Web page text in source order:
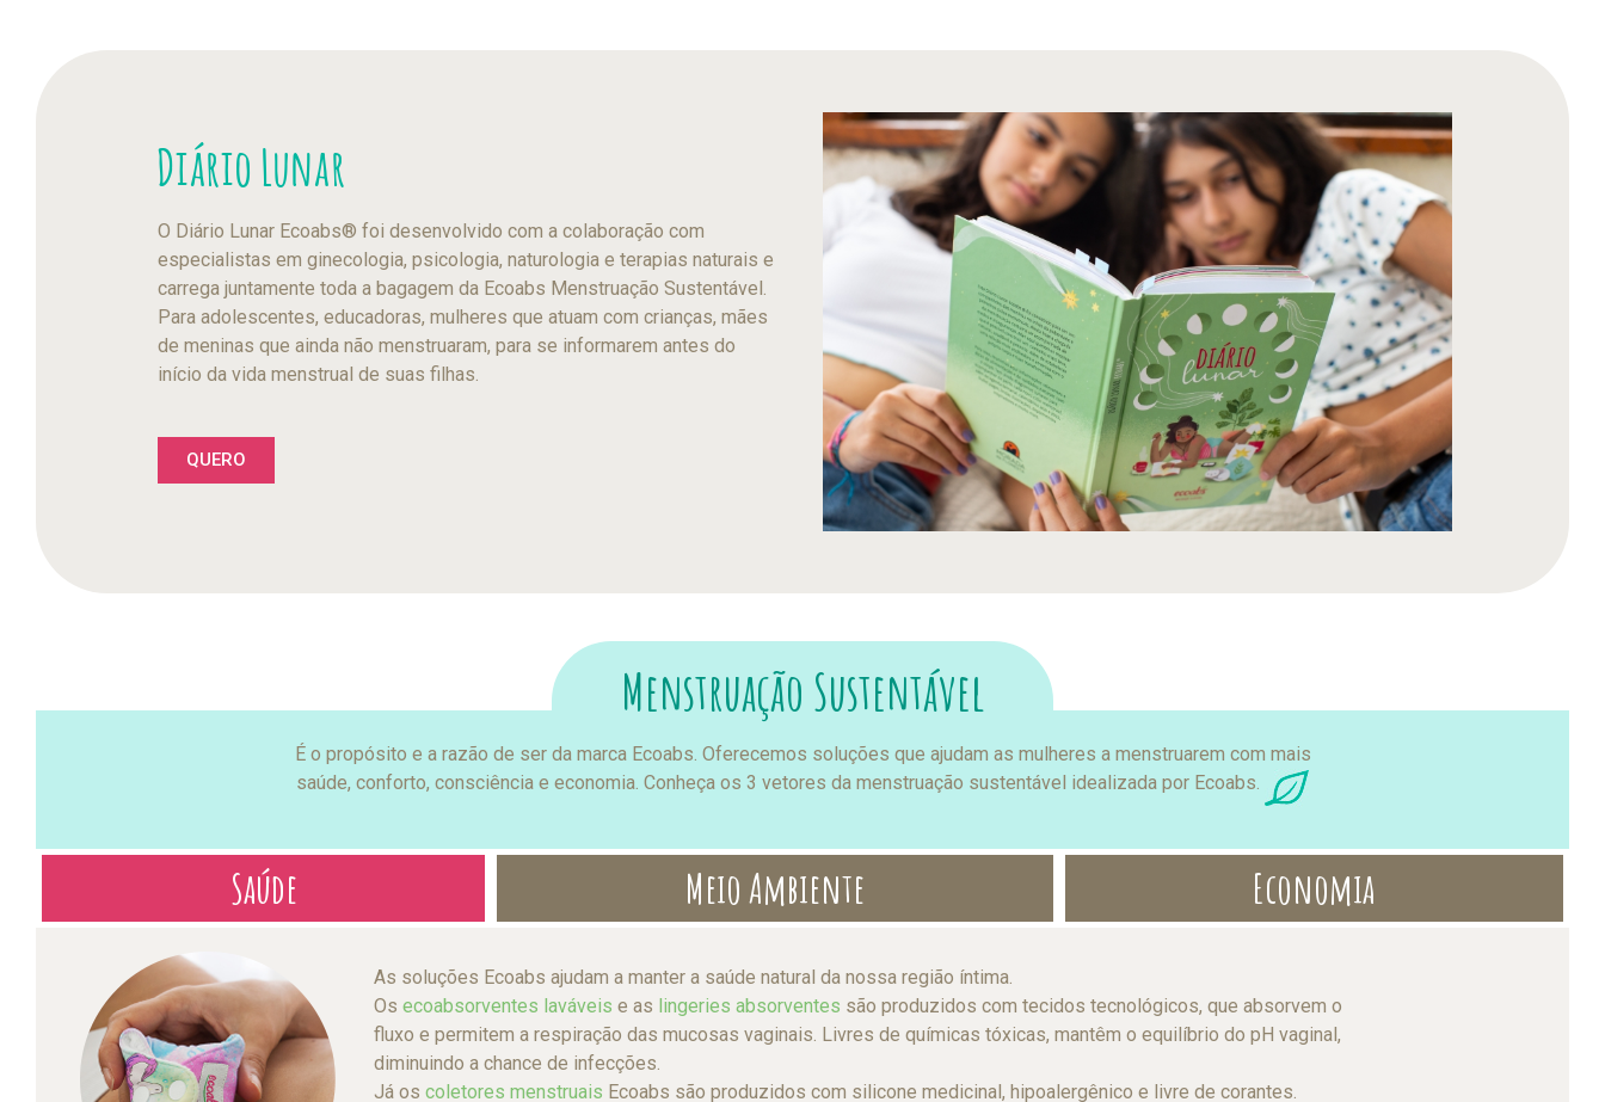
Diário Lunar
O Diário Lunar Ecoabs®️ foi desenvolvido com a colaboração com
especialistas em ginecologia, psicologia, naturologia e terapias naturais e
carrega juntamente toda a bagagem da Ecoabs Menstruação Sustentável.
Para adolescentes, educadoras, mulheres que atuam com crianças, mães
de meninas que ainda não menstruaram, para se informarem antes do
início da vida menstrual de suas filhas.
QUERO
Menstruação Sustentável
É o propósito e a razão de ser da marca Ecoabs. Oferecemos soluções que ajudam as mulheres a menstruarem com mais
saúde, conforto, consciência e economia. Conheça os 3 vetores da menstruação sustentável idealizada por Ecoabs.
Saúde Meio Ambiente Economia
As soluções Ecoabs ajudam a manter a saúde natural da nossa região íntima.
Os ecoabsorventes laváveis e as lingeries absorventes são produzidos com tecidos tecnológicos, que absorvem o
fluxo e permitem a respiração das mucosas vaginais. Livres de químicas tóxicas, mantêm o equilíbrio do pH vaginal,
diminuindo a chance de infecções.
Já os coletores menstruais Ecoabs são produzidos com silicone medicinal, hipoalergênico e livre de corantes.